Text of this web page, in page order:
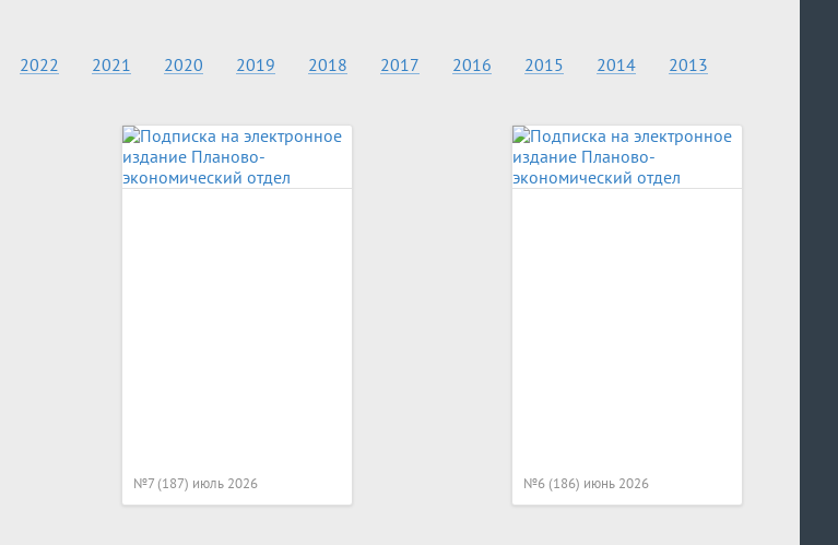
2022 2021 2020 2019 2018 2017 2016 2015 2014 2013
№7 (187) июль 2026 №6 (186) июнь 2026